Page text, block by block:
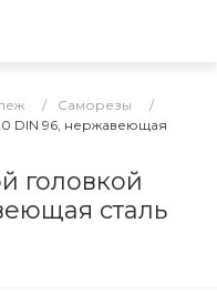
/ Саморезы
/
DIN 96, нержавеющая
головкой
сталь